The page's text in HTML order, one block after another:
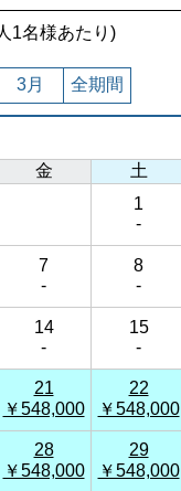
1名様あたり)
3月 全期間
金
土
1
-
7
-
8
-
14
-
15
-
21
￥548,000
22
￥548,000
28
￥548,000
29
￥548,000